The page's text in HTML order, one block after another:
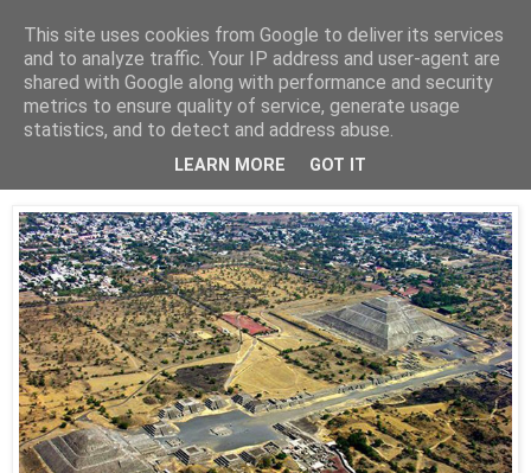
Está de pinga
6/8/14
This site uses cookies from Google to deliver its services
and to analyze traffic. Your IP address and user-agent are
shared with Google along with performance and security
metrics to ensure quality of service, generate usage
statistics, and to detect and address abuse.
LEARN MORE GOT IT